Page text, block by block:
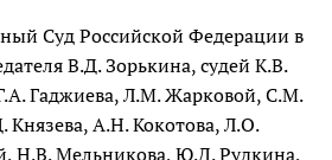
Суд Российской Федерации в
В.Д. Зорькина, судей К.В.
Гаджиева, Л.М. Жарковой, С.М.
Князева, А.Н. Кокотова, Л.О.
Н.В. Мельникова, Ю.Д. Рудкина,